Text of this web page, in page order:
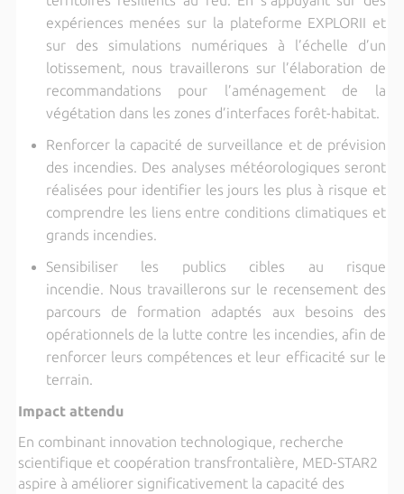
expériences menées sur la plateforme EXPLORII et
sur des simulations numériques à l’échelle d’un
lotissement, nous travaillerons sur l’élaboration de
recommandations pour l’aménagement de la
végétation dans les zones d’interfaces forêt-habitat.
Renforcer la capacité de surveillance et de prévision
des incendies. Des analyses météorologiques seront
réalisées pour identifier les jours les plus à risque et
comprendre les liens entre conditions climatiques et
grands incendies.
Sensibiliser les publics cibles au risque
incendie. Nous travaillerons sur le recensement des
parcours de formation adaptés aux besoins des
opérationnels de la lutte contre les incendies, afin de
renforcer leurs compétences et leur efficacité sur le
terrain.
Impact attendu
En combinant innovation technologique, recherche
scientifique et coopération transfrontalière, MED-STAR2
aspire à améliorer significativement la capacité des